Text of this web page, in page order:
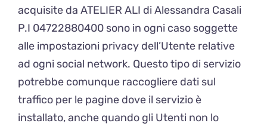
acquisite da ATELIER ALI di Alessandra Casali
P.I 04722880400 sono in ogni caso soggette
alle impostazioni privacy dell’Utente relative
ad ogni social network. Questo tipo di servizio
potrebbe comunque raccogliere dati sul
traffico per le pagine dove il servizio è
installato, anche quando gli Utenti non lo